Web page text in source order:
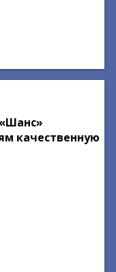
качественную